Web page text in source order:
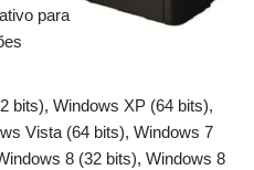
para
bits), Windows XP (64 bits),
Vista (64 bits), Windows 7
8 (32 bits), Windows 8